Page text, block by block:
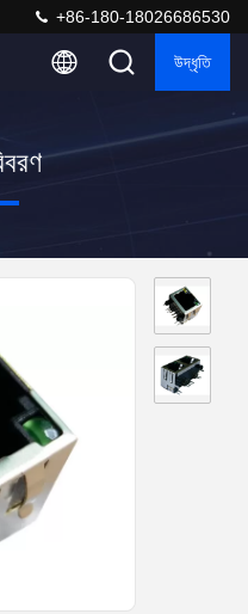
+86-180-18026686530
উদ্ধৃতি